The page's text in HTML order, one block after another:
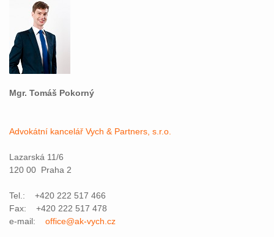
Mgr. Tomáš Pokorný
Advokátní kancelář Vych & Partners, s.r.o.
Lazarská 11/6
120 00 Praha 2
Tel.: +420 222 517 466
Fax: +420 222 517 478
e-mail: office@ak-vych.cz